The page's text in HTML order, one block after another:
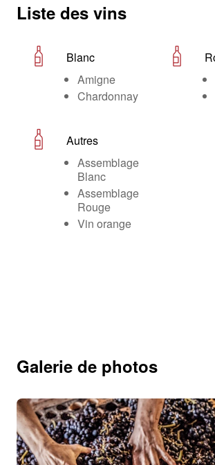
Liste des vins
Blanc
Amigne
Chardonnay
Autres
Assemblage
Blanc
Assemblage
Rouge
Vin orange
Galerie de photos